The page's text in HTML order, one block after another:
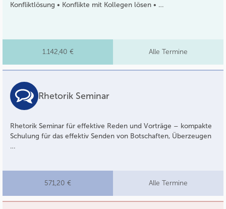
Konfliktlösung • Konflikte mit Kollegen lösen • …
1.142,40 € Alle Termine
Rhetorik Seminar
Rhetorik Seminar für effektive Reden und Vorträge – kompakte
Schulung für das effektiv Senden von Botschaften, Überzeugen
…
571,20 € Alle Termine